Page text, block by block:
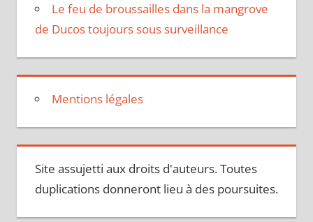
Le feu de broussailles dans la mangrove
de Ducos toujours sous surveillance
Mentions légales
Site assujetti aux droits d'auteurs. Toutes
duplications donneront lieu à des poursuites.